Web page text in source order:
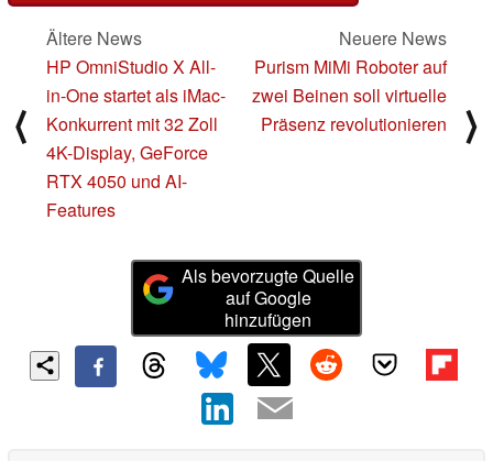
⟨
Ältere News
HP OmniStudio X All-
in-One startet als iMac-
Konkurrent mit 32 Zoll
4K-Display, GeForce
RTX 4050 und AI-
Features
Neuere News
Purism MiMi Roboter auf
zwei Beinen soll virtuelle
Präsenz revolutionieren
⟩
Als bevorzugte Quelle
auf Google
hinzufügen